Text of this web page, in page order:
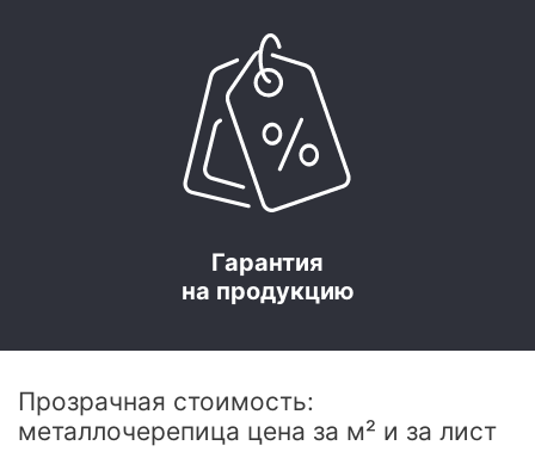
Гарантия
на продукцию
Прозрачная стоимость:
металлочерепица цена за м² и за лист